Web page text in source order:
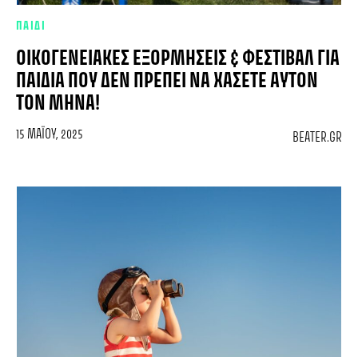
ΠΑΙΔΙ
ΟΙΚΟΓΕΝΕΙΑΚΈΣ ΕΞΟΡΜΉΣΕΙΣ & ΦΕΣΤΙΒΆΛ ΓΙΑ
ΠΑΙΔΙΆ ΠΟΥ ΔΕΝ ΠΡΈΠΕΙ ΝΑ ΧΆΣΕΤΕ ΑΥΤΌΝ
ΤΟΝ ΜΉΝΑ!
15 ΜΑΪ́ΟΥ, 2025 BEATER.GR